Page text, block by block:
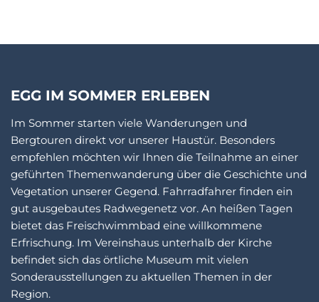
EGG IM SOMMER ERLEBEN
Im Sommer starten viele Wanderungen und
Bergtouren direkt vor unserer Haustür. Besonders
empfehlen möchten wir Ihnen die Teilnahme an einer
geführten Themenwanderung über die Geschichte und
Vegetation unserer Gegend. Fahrradfahrer finden ein
gut ausgebautes Radwegenetz vor. An heißen Tagen
bietet das Freischwimmbad eine willkommene
Erfrischung. Im Vereinshaus unterhalb der Kirche
befindet sich das örtliche Museum mit vielen
Sonderausstellungen zu aktuellen Themen in der
Region.